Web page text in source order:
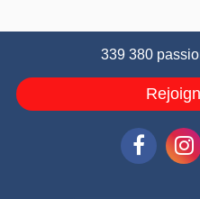
339 380